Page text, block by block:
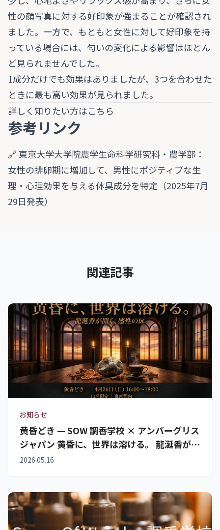
性の顔写真に対する好印象が強まることが確認され
ました。一方で、もともと女性に対して好印象を持
っている場合には、匂いの変化による影響はほとん
ど見られませんでした。
1成分だけでも効果はありましたが、3つを合わせた
ときに最も高い効果が見られました。
詳しく知りたい方はこちら
参考リンク
🔗東京大学大学院農学生命科学研究科・農学部：
女性の排卵期に増加して、男性にポジティブな生
理・心理効果を与える体臭成分を特定（2025年7月
29日発表）
関連記事
お知らせ
黄昏どき — SOW 調香学校 × アンバーグリス
ジャパン 黄昏に、世界は溶ける。 龍涎香が開
く、感性の扉（１／３）
2026.05.16